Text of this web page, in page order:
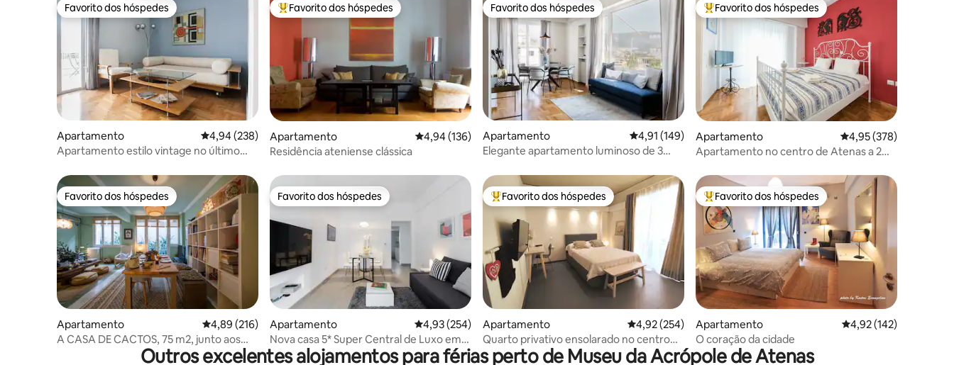
Favorito dos hóspedes
Favorito dos hóspedes
Apartamento Classificação média de 4,94 em 5 estrelas, 238avaliações
4,94 (238)
Apartamento estilo vintage no último
Favoritos dos hóspedes mais apreciados
Favorito dos hóspedes
Apartamento Classificação média de 4,94 em 5 estrelas, 136avaliações
4,94 (136)
Residência ateniense clássica
Favorito dos hóspedes
Favorito dos hóspedes
Apartamento Classificação média de 4,91 em 5 estrelas, 149avaliações
4,91 (149)
Elegante apartamento luminoso de 3
Favoritos dos hóspedes mais apreciados
Favorito dos hóspedes
Apartamento Classificação média
4,95 (378)
Apartamento no centro de Atenas a 2
Favorito dos hóspedes
Favorito dos hóspedes
Apartamento Classificação média de 4,89 em 5 estrelas, 216avaliações
4,89 (216)
A CASA DE CACTOS, 75 m2, junto aos
Favorito dos hóspedes
Favorito dos hóspedes
Apartamento Classificação média de 4,93 em 5 estrelas, 254avaliações
4,93 (254)
Nova casa 5* Super Central de Luxo em
Kolonaki Syntagma
Favoritos dos hóspedes mais apreciados
Favorito dos hóspedes
Apartamento Classificação média de 4,92 em 5 estrelas, 254avaliações
4,92 (254)
Quarto privativo ensolarado no centro
de Atenas.
Favoritos dos hóspedes mais apreciados
Favorito dos hóspedes
Apartamento Classificação média
4,92 (142)
O coração da cidade
Outros excelentes alojamentos para férias perto de Museu da Acrópole de Atenas